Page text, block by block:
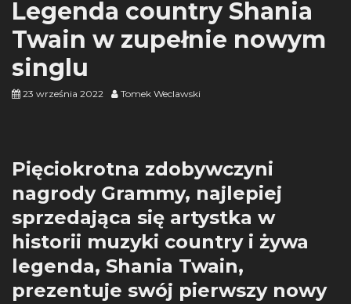
Legenda country Shania
Twain w zupełnie nowym
singlu
23 września 2022 Tomek Weclawski
Pięciokrotna zdobywczyni
nagrody Grammy, najlepiej
sprzedająca się artystka w
historii muzyki country i żywa
legenda, Shania Twain,
prezentuje swój pierwszy nowy